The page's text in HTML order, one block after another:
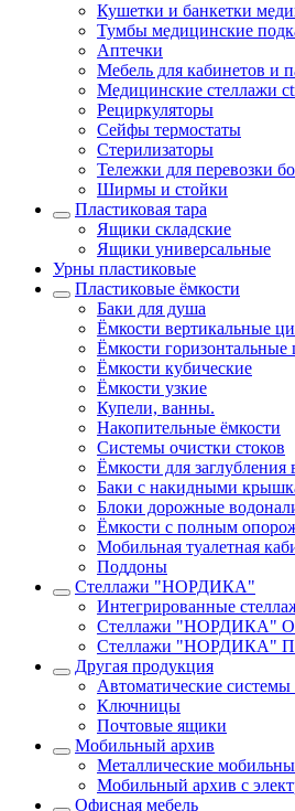
Кушетки и банкетки
Тумбы медицинские
Аптечки
Мебель для кабинетов и
Медицинские стеллажи
Рециркуляторы
Сейфы термостаты
Стерилизаторы
Тележки для перевозки
Ширмы и стойки
Пластиковая тара
Ящики складские
Ящики универсальные
Урны пластиковые
Пластиковые ёмкости
Баки для душа
Ёмкости вертикальные
Ёмкости горизонтальные
Ёмкости кубические
Ёмкости узкие
Купели, ванны.
Накопительные ёмкости
Системы очистки стоков
Ёмкости для заглубления
Баки с накидными
Блоки дорожные
Ёмкости с полным
Мобильная туалетная
Поддоны
Стеллажи "НОРДИКА"
Интегрированные
Стеллажи "НОРДИКА"
Стеллажи "НОРДИКА"
Другая продукция
Автоматические системы
Ключницы
Почтовые ящики
Мобильный архив
Металлические
Мобильный архив с
Офисная мебель